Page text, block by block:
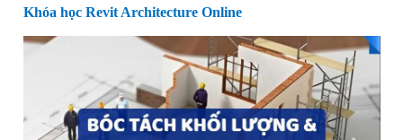
Khóa học Revit Architecture Online